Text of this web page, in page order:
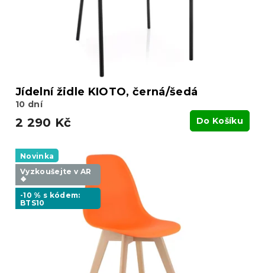
Jídelní židle KIOTO, černá/šedá
10 dní
2 290 Kč Do Košíku
Novinka
Vyzkoušejte v AR
❖
-10 % s kódem:
BTS10